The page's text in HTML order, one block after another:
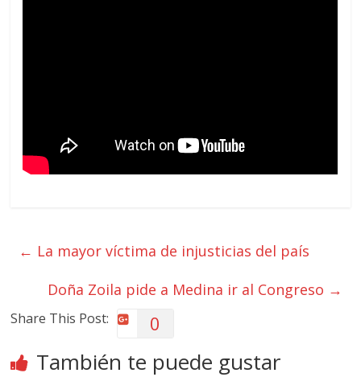
← La mayor víctima de injusticias del país
Doña Zoila pide a Medina ir al Congreso →
Share This Post: 0
También te puede gustar